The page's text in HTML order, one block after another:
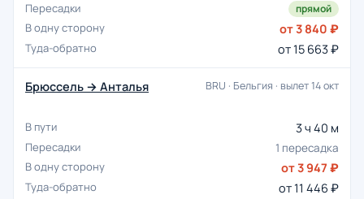
прямой
от 3 840 ₽
от 15 663 ₽
Брюссель → Анталья BRU · Бельгия · вылет 14 окт
3 ч 40 м
1 пересадка
от 3 947 ₽
от 11 446 ₽